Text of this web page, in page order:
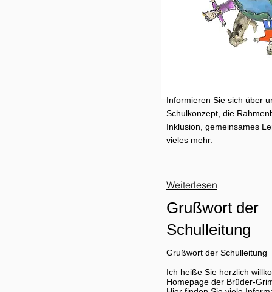
Informieren Sie sich über
Schulkonzept, die
Inklusion, gemeinsames
vieles mehr.
Weiterlesen
Grußwort der
Schulleitung
Grußwort der Schulleitung
Ich heiße Sie herzlich
Homepage der Brüder-